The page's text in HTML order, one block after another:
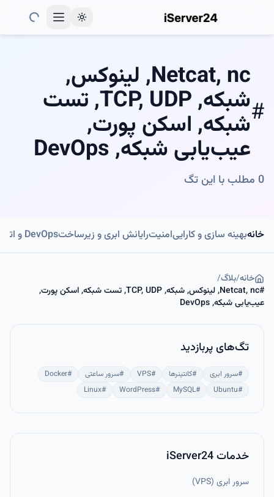
Toggle theme
#
Netcat, nc, لینوکس,
شبکه, TCP, UDP, تست
شبکه, اسکن پورت,
عیب‌یابی شبکه, DevOps
0 مطلب با این تگ
خانهبهینه سازی و کاراییامنیترایانش ابری و زیرساختDevOps و اتوماسیون
خانه/بلاگ/
#
Netcat, nc, لینوکس, شبکه, TCP, UDP, تست شبکه, اسکن پورت,
عیب‌یابی شبکه, DevOps
تگ‌های پربازدید
#سرور ابری #کانتینرها #
VPS
#سرور ساعتی #
Docker
#
Ubuntu
#
MySQL
#
WordPress
#
Linux
خدمات iServer24
سرور ابری (VPS)